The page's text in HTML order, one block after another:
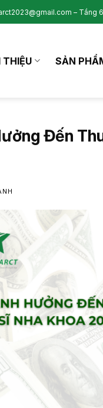
– Tầng
THIỆU SẢN
Đến